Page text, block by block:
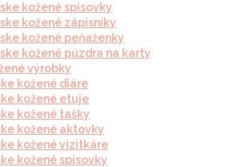
kožené spisovky
kožené zápisníky
kožené peňaženky
kožené púzdra na karty
výrobky
kožené diáre
kožené etuje
kožené tašky
kožené aktovky
kožené vizitkáre
kožené spisovky